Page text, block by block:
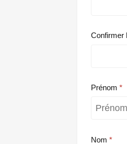
Confirmer
Prénom
Nom